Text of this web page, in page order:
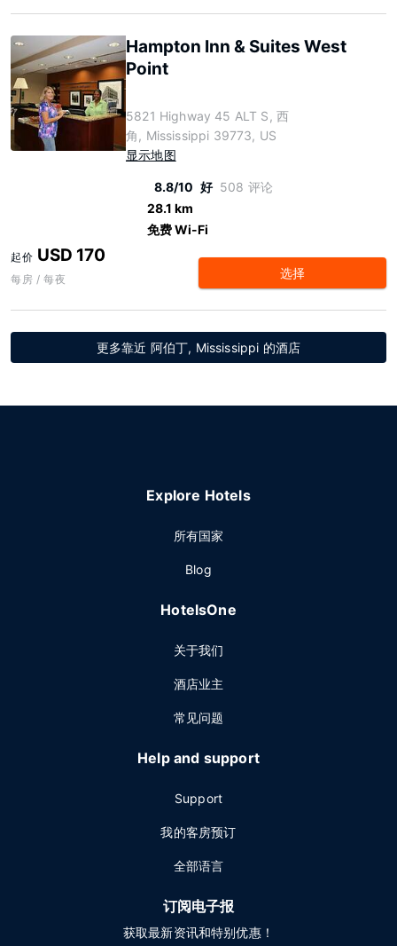
Hampton Inn & Suites West
Point
5821 Highway 45 ALT S, 西
角, Mississippi 39773, US
显示地图
8.8/10 好 508 评论
28.1 km
免费 Wi-Fi
起价 USD 170
每房 / 每夜 选择
更多靠近 阿伯丁, Mississippi 的酒店
Explore Hotels
所有国家
Blog
HotelsOne
关于我们
酒店业主
常见问题
Help and support
Support
我的客房预订
全部语言
订阅电子报
获取最新资讯和特别优惠！